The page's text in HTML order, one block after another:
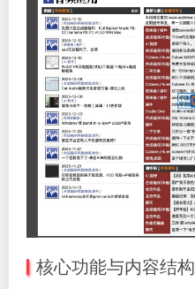
核心功能与内容结构